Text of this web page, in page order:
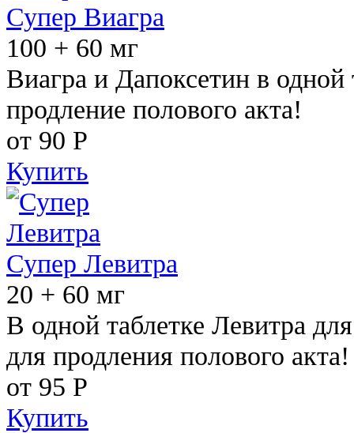
Супер Виагра
100 + 60 мг
Виагра и Дапоксетин в одной
продление полового акта!
от 90 Р
Купить
Супер Левитра
20 + 60 мг
В одной таблетке Левитра
для продления полового акта!
от 95 Р
Купить